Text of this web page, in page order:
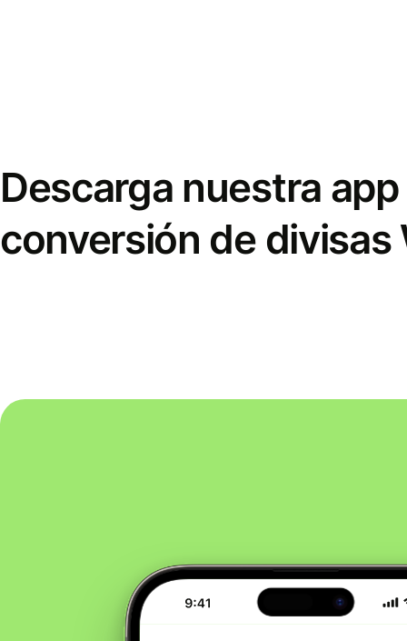
Descarga nuestra
conversión de divisas